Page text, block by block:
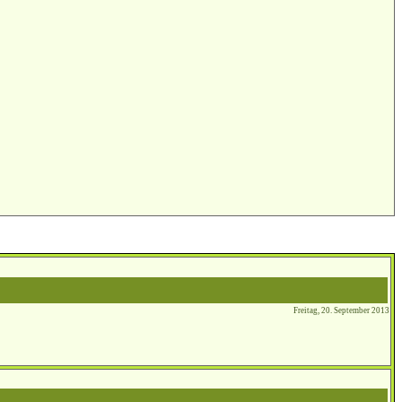
Freitag, 20. September 2013